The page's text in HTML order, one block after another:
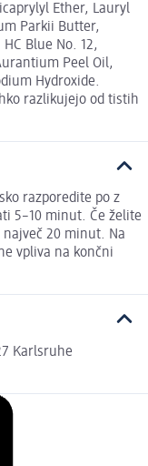
Ether, Lauryl
Parkii Butter,
Blue No. 12,
Peel Oil,
Hydroxide.
razlikujejo od tistih
razporedite po z
5–10 minut. Če želite
20 minut. Na
vpliva na končni
Karlsruhe